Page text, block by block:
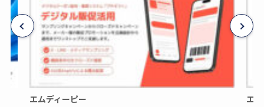
エムディーピー エ